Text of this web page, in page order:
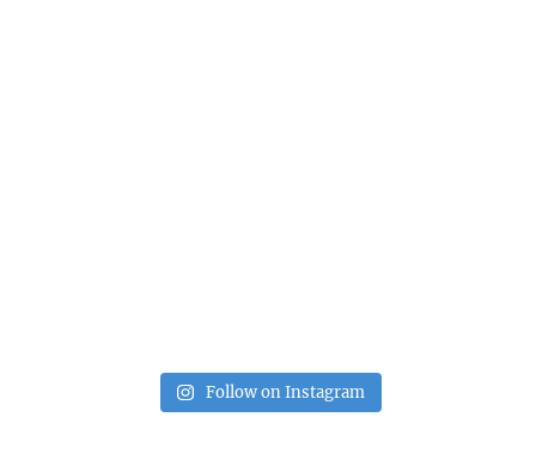
Follow on Instagram